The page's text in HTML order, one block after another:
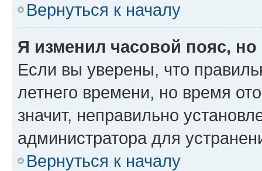
Вернуться к началу
Я изменил часовой пояс,
Если вы уверены, что
летнего времени, но время
значит, неправильно
администратора для
Вернуться к началу